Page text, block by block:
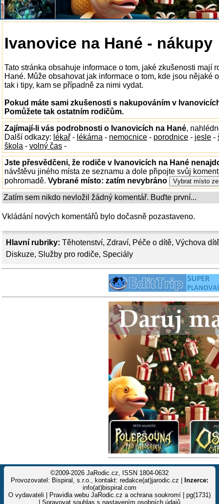
Hlavní rubriky: Těhotenství, Zdraví, Péče o dítě, Výchova
Diskuze, Služby pro rodiče, Speciály
Ivanovice na Hané - nákupy
Tato stránka obsahuje informace o tom, jaké zkušenosti mají
Hané. Může obsahovat jak informace o tom, kde jsou nějaké
tak i tipy, kam se případně za nimi vydat.
Pokud máte sami zkušenosti s nakupováním v
Pomůžete tak ostatním rodičům.
Zajímají-li vás podrobnosti o Ivanovicích na Hané,
Další odkazy: lékař - lékárna - nemocnice - porodnice - jesle -
škola - volný čas -
Jste přesvědčeni, že rodiče v Ivanovicích na Hané
návštěvu jiného místa ze seznamu a dole připojte svůj
pohromadě. Vybrané místo: zatím nevybráno
Zatím sem nikdo nevložil žádný komentář. Buďte první...
Vkládání nových komentářů bylo dočasně pozastaveno.
©2009-2026 JaRodic.cz, ISSN 1804-0632
Provozovatel: Bispiral, s.r.o., kontakt: redakce(at)jarodic.cz |
Inzerce:
info(at)bispiral.com
O vydavateli
Pravidla webu JaRodic.cz a ochrana soukromí | pg(1731)
Spravovat souhlas s nastavením osobních údajů